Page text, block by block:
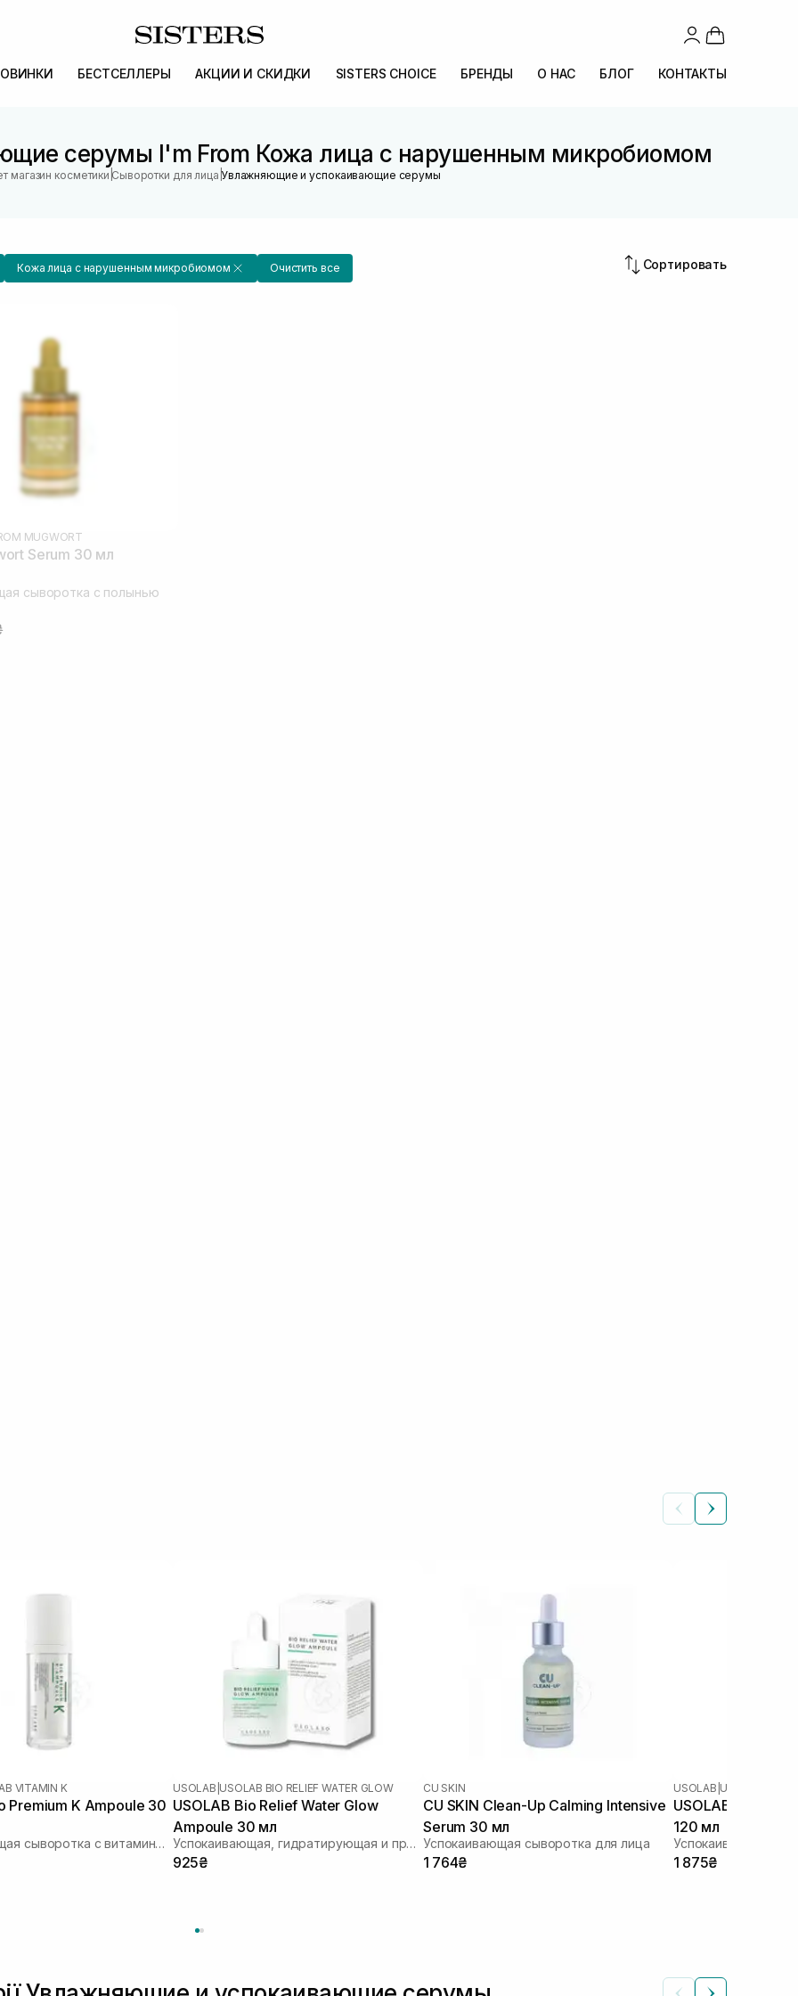
БЕСТСЕЛЛЕРЫ АКЦИИ И СКИДКИ SISTERS CHOICE БРЕНДЫ О НАС БЛОГ КОНТАКТЫ
серумы I'm From Кожа лица с нарушенным микробиомом
магазин косметики |Сыворотки для лица |Увлажняющие и успокаивающие серумы
Кожа лица с нарушенным микробиомом Очистить все Сортировать
MUGWORT
Serum 30 мл
сыворотка с полынью
VITAMIN K
Premium K Ampoule 30
Успокаивающая сыворотка с витамином K
USOLAB USOLAB BIO RELIEF WATER GLOW
USOLAB Bio Relief Water Glow
Ampoule 30 мл
Успокаивающая, гидратирующая и противоотечная сыворотка
925₴
CU SKIN
CU SKIN Clean-Up Calming Intensive
Serum 30 мл
Успокаивающая сыворотка для лица
1 764₴
USOLAB USOLAB BIO
USOLAB Bio
120 мл
1 875₴